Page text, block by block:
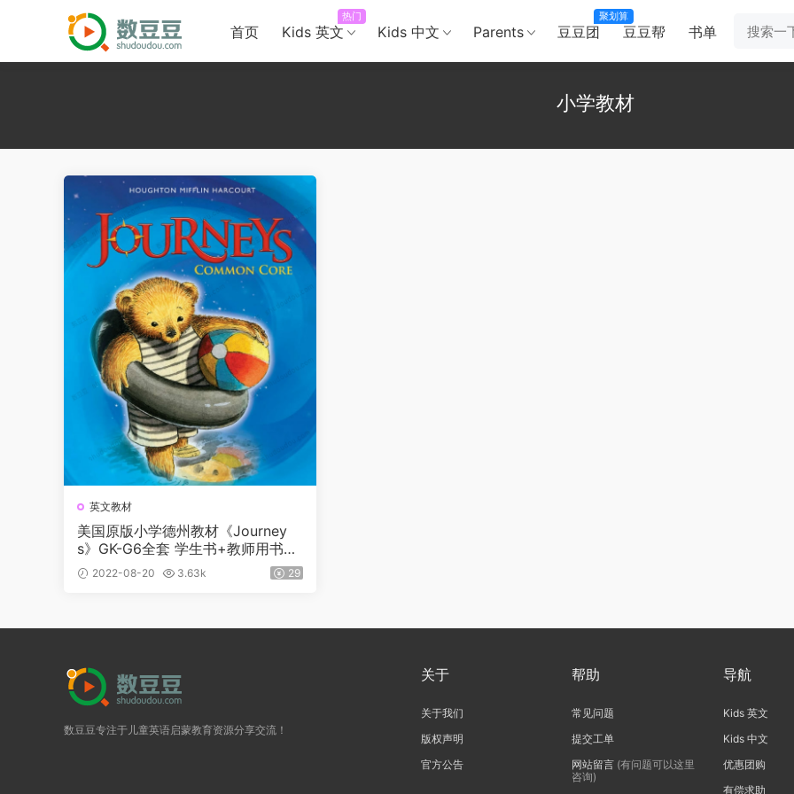
首页 Kids 英文
热门
Kids 中文 Parents 豆豆团
聚划算
豆豆帮 书单
小学教材
英文教材
美国原版小学德州教材《Journey
s》GK-G6全套 学生书+教师用书
+音频+练习册+分级读物等
2022-08-20 3.63k 29
数豆豆专注于儿童英语启蒙教育资源分享交流！
关于
关于我们
版权声明
官方公告
帮助
常见问题
提交工单
网站留言 (有问题可以这里
咨询)
导航
Kids 英文
Kids 中文
优惠团购
有偿求助